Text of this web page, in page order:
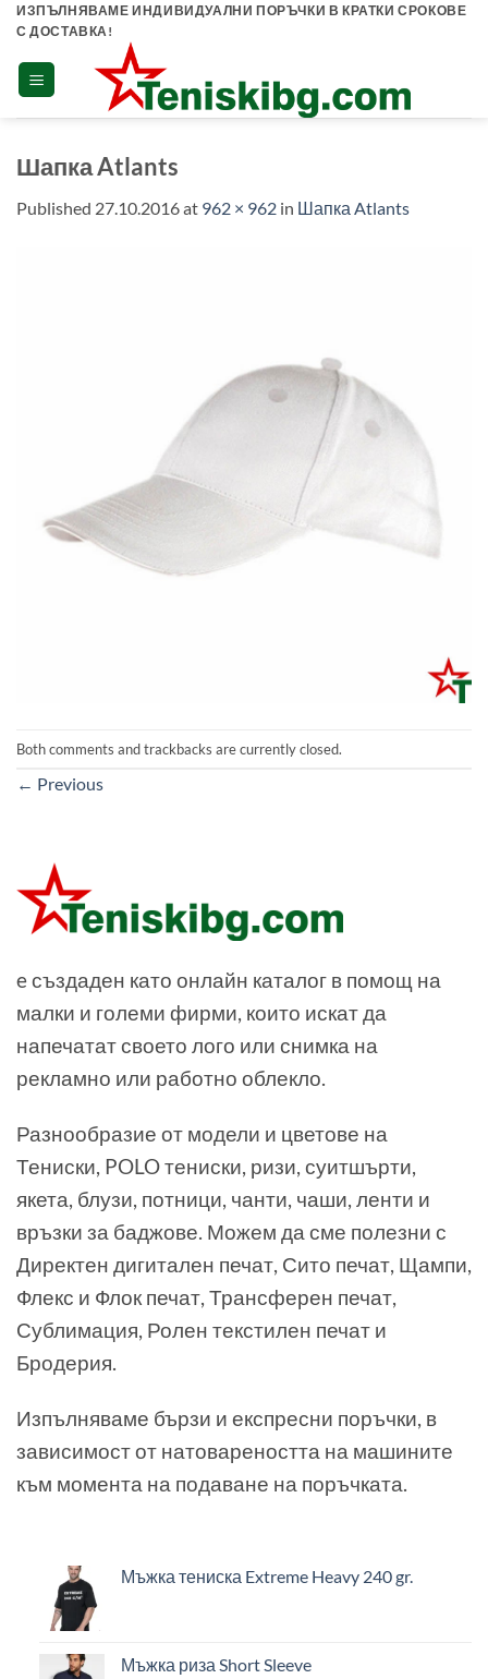
Skip
content
ИЗПЪЛНЯВАМЕ ИНДИВИДУАЛНИ ПОРЪЧКИ В КРАТКИ СРОКОВЕ
С ДОСТАВКА!
Шапка Atlants
Published 27.10.2016at 962 × 962 in Шапка Atlants
Both comments and trackbacks are currently closed.
← Previous
e създаден като онлайн каталог в помощ на
малки и големи фирми, които искат да
напечатат своето лого или снимка на
рекламно или работно облекло.
Разнообразие от модели и цветове на
Тениски, POLO тениски, ризи, суитшърти,
якета, блузи, потници, чанти, чаши, ленти и
връзки за баджове. Можем да сме полезни с
Директен дигитален печат, Сито печат, Щампи,
Флекс и Флок печат, Трансферен печат,
Сублимация, Ролен текстилен печат и
Бродерия.
Изпълняваме бързи и експресни поръчки, в
зависимост от натовареността на машините
към момента на подаване на поръчката.
Мъжка тениска Extreme Heavy 240 gr.
Мъжка риза Short Sleeve